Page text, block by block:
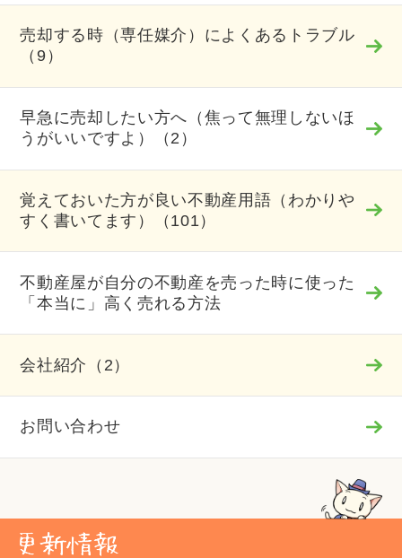
売却する時（専任媒介）によくあるトラブル
（9）
早急に売却したい方へ（焦って無理しないほ
うがいいですよ）（2）
覚えておいた方が良い不動産用語（わかりや
すく書いてます）（101）
不動産屋が自分の不動産を売った時に使った
「本当に」高く売れる方法
会社紹介（2）
お問い合わせ